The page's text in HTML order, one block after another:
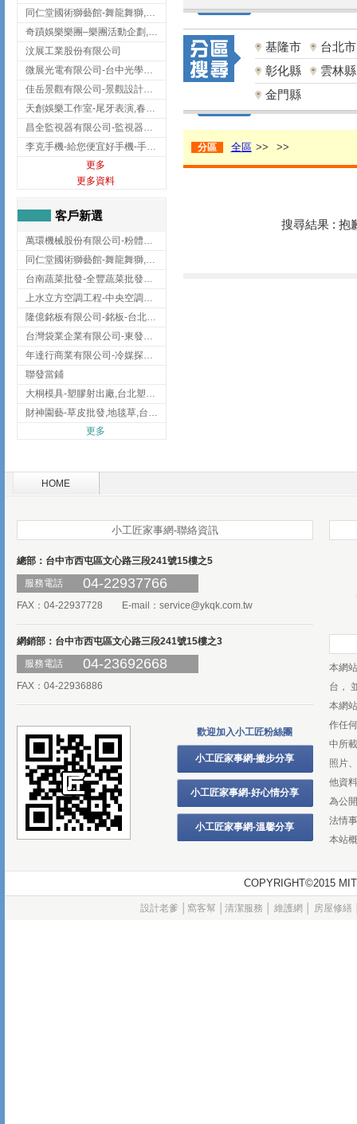
同仁堂國術獅藝館-舞龍舞獅,台中舞龍舞獅
奇蹟娛樂樂團–樂團活動企劃,台中樂團表演,台中婚禮樂團
汶展工業股份有限公司
微展光電有限公司-台中光學鍍膜,optical filter taiwan,台灣光學鍍膜
佳岳景觀有限公司-景觀設計公司,台北景觀設計,台北景觀工程,中山區景觀設計
天創娛樂工作室-尾牙表演,春酒表演,板橋尾牙表演
昌全監視器有限公司-監視器安裝,高雄監視器安裝,鳳山區監視器安裝
李克手機-給您便宜好手機-手機收購,屏東手機收購
更多
更多資料
客戶新選
萬環機械股份有限公司-粉體塗裝設備,輸送機,輸送機設備,台南輸送機
同仁堂國術獅藝館-舞龍舞獅,台中舞龍舞獅
台南蔬菜批發-全豐蔬菜批發專送/台南蔬菜箱宅配到府
上水立方空調工程-中央空調規劃,台北中央空調規劃
隆億銘板有限公司-銘板-台北銘板-板橋銘板
台灣袋業企業有限公司-東發企業社/台中太空袋/太空包
年達行商業有限公司-冷媒探漏儀,壓力錶組,真空泵浦,台北冷凍空調材料
聯發當鋪
大桐模具-塑膠射出廠,台北塑膠射出廠
財神園藝-草皮批發,地毯草,台北草,彰化地毯草,彰化台北草
更多
基隆市
台北市
彰化縣
雲林縣
金門縣
分區 全區 >> >>
搜尋結果 : 抱
HOME
小工匠家事網-聯絡資訊
總部：台中市西屯區文心路三段241號15樓之5
服務電話
04-22937766
FAX：04-22937728 E-mail： service@ykqk.com.tw
網銷部：台中市西屯區文心路三段241號15樓之3
服務電話
04-23692668
FAX：04-22936886
歡迎加入小工匠粉絲團
小工匠家事網-撇步分享
小工匠家事網-好心情分享
小工匠家事網-溫馨分享
本網
台，
本網
作任
中所
照片
他資
為公
法情
本站
COPYRIGHT©2015
設計老爹 窩客幫 清潔服務 維護網 房屋修繕